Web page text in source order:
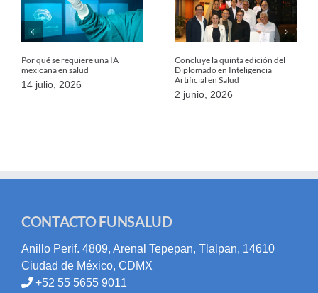
Por qué se requiere una IA
mexicana en salud
14 julio, 2026
Concluye la quinta edición del
Diplomado en Inteligencia
Artificial en Salud
2 junio, 2026
CONTACTO FUNSALUD
Anillo Perif. 4809, Arenal Tepepan, Tlalpan, 14610
Ciudad de México, CDMX
+52 55 5655 9011